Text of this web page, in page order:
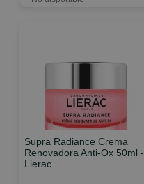
Supra Radiance Crema
Renovadora Anti-Ox 50ml -
Lierac